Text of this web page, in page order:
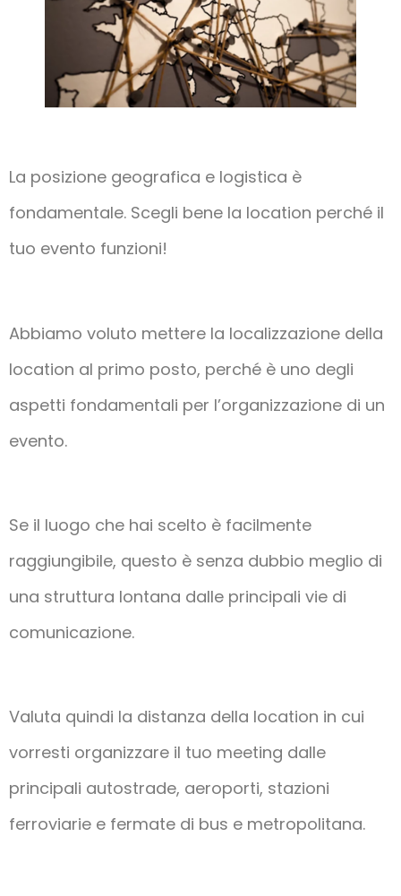
La posizione geografica e logistica è
fondamentale. Scegli bene la location perché il
tuo evento funzioni!
Abbiamo voluto mettere la localizzazione della
location al primo posto, perché è uno degli
aspetti fondamentali per l’organizzazione di un
evento.
Se il luogo che hai scelto è facilmente
raggiungibile, questo è senza dubbio meglio di
una struttura lontana dalle principali vie di
comunicazione.
Valuta quindi la distanza della location in cui
vorresti organizzare il tuo meeting dalle
principali autostrade, aeroporti, stazioni
ferroviarie e fermate di bus e metropolitana.